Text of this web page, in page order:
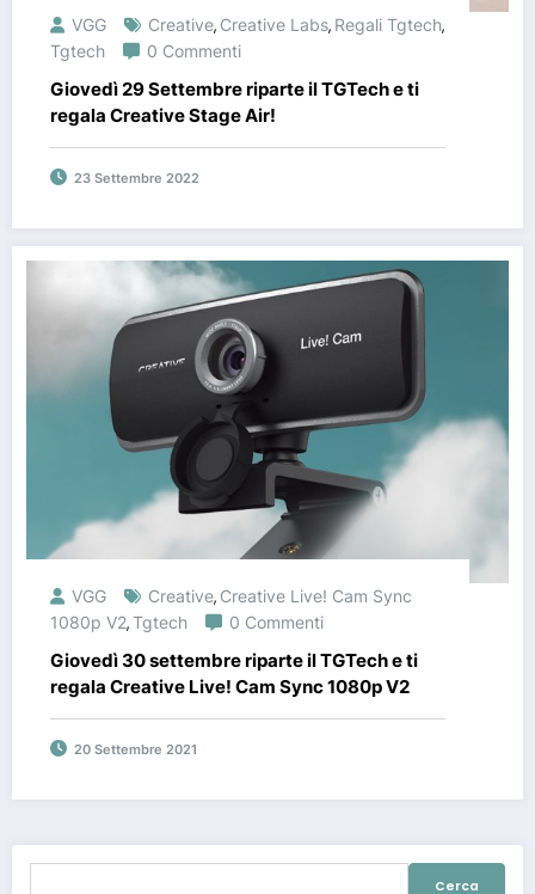
VGG Creative, Creative Labs, Regali Tgtech,
Tgtech
0 Commenti
Giovedì 29 Settembre riparte il TGTech e ti
regala Creative Stage Air!
23 Settembre 2022
VGG Creative, Creative Live! Cam Sync
1080p V2,Tgtech 0 Commenti
Giovedì 30 settembre riparte il TGTech e ti
regala Creative Live! Cam Sync 1080p V2
20 Settembre 2021